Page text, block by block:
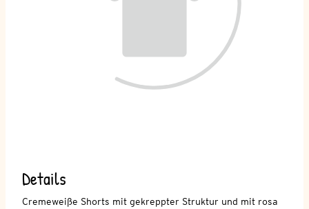
Details
Cremeweiße Shorts mit gekreppter Struktur und mit rosa